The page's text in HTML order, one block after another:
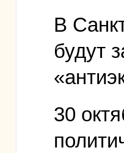
В
будут
30